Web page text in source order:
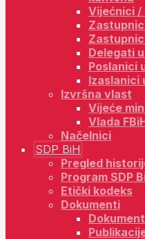
Vijećnici /
Delegati
Poslanici
Izaslanici
Izvršna vlast
Vijeće
Vlada
Načelnici
SDP BiH
Pregled
Program SDP
Etički kodeks
Dokumenti